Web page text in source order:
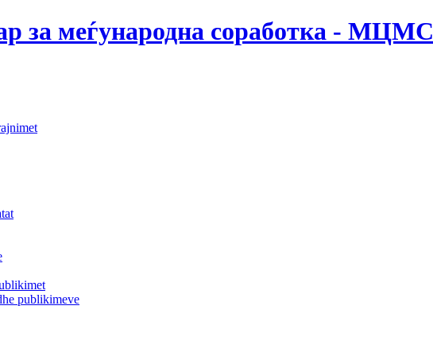
за меѓународна соработка - МЦМС
publikimeve